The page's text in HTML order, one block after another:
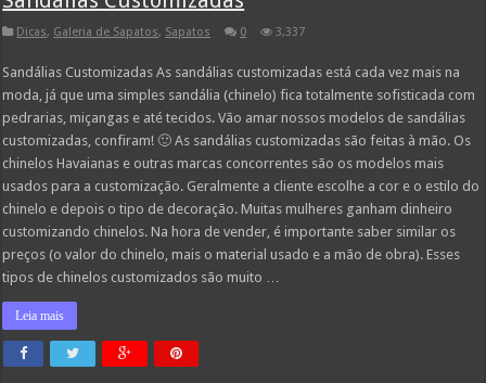
Dicas, Galeria de Sapatos, Sapatos 0 3,337
Sandálias Customizadas As sandálias customizadas está cada vez mais na
moda, já que uma simples sandália (chinelo) fica totalmente sofisticada com
pedrarias, miçangas e até tecidos. Vão amar nossos modelos de sandálias
customizadas, confiram! 🙂 As sandálias customizadas são feitas à mão. Os
chinelos Havaianas e outras marcas concorrentes são os modelos mais
usados para a customização. Geralmente a cliente escolhe a cor e o estilo do
chinelo e depois o tipo de decoração. Muitas mulheres ganham dinheiro
customizando chinelos. Na hora de vender, é importante saber similar os
preços (o valor do chinelo, mais o material usado e a mão de obra). Esses
tipos de chinelos customizados são muito …
Leia mais